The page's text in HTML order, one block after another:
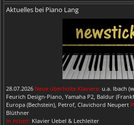
Aktuelles bei Piano Lang
28.07.2026 Neue überholte Klaviere: u.a. Ibach
Feurich Design-Piano, Yamaha P2, Baldur
Europa (Bechstein), Petrof, Clavichord Neupert
Blüthner
In Arbeit: Klavier Uebel & Lechleiter